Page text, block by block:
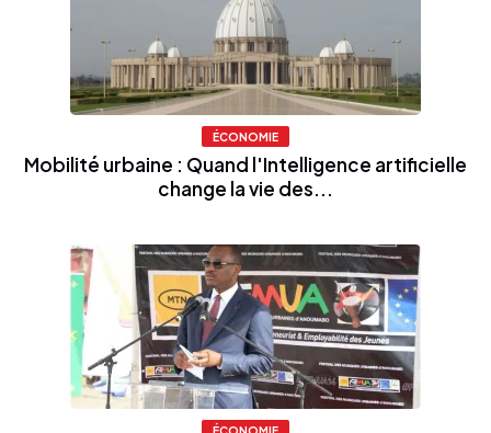
ÉCONOMIE
Mobilité urbaine : Quand l'Intelligence artificielle
change la vie des...
ÉCONOMIE